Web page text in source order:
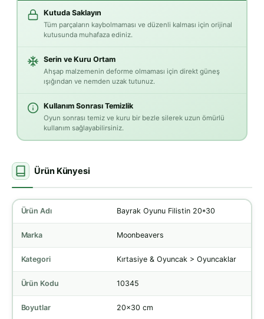
Kutuda Saklayın
Tüm parçaların kaybolmaması ve düzenli kalması için orijinal
kutusunda muhafaza ediniz.
Serin ve Kuru Ortam
Ahşap malzemenin deforme olmaması için direkt güneş
ışığından ve nemden uzak tutunuz.
Kullanım Sonrası Temizlik
Oyun sonrası temiz ve kuru bir bezle silerek uzun ömürlü
kullanım sağlayabilirsiniz.
Ürün Künyesi
Ürün Adı Bayrak Oyunu Filistin 20*30
Marka Moonbeavers
Kategori Kırtasiye & Oyuncak > Oyuncaklar
Ürün Kodu 10345
Boyutlar 20x30 cm